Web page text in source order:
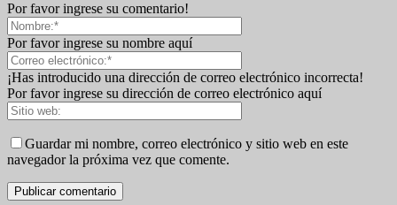
Por favor ingrese su comentario!
Por favor ingrese su nombre aquí
¡Has introducido una dirección de correo electrónico incorrecta!
Por favor ingrese su dirección de correo electrónico aquí
Guardar mi nombre, correo electrónico y sitio web en este
navegador la próxima vez que comente.